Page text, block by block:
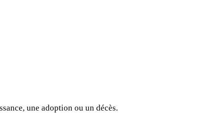
une adoption ou un décès.